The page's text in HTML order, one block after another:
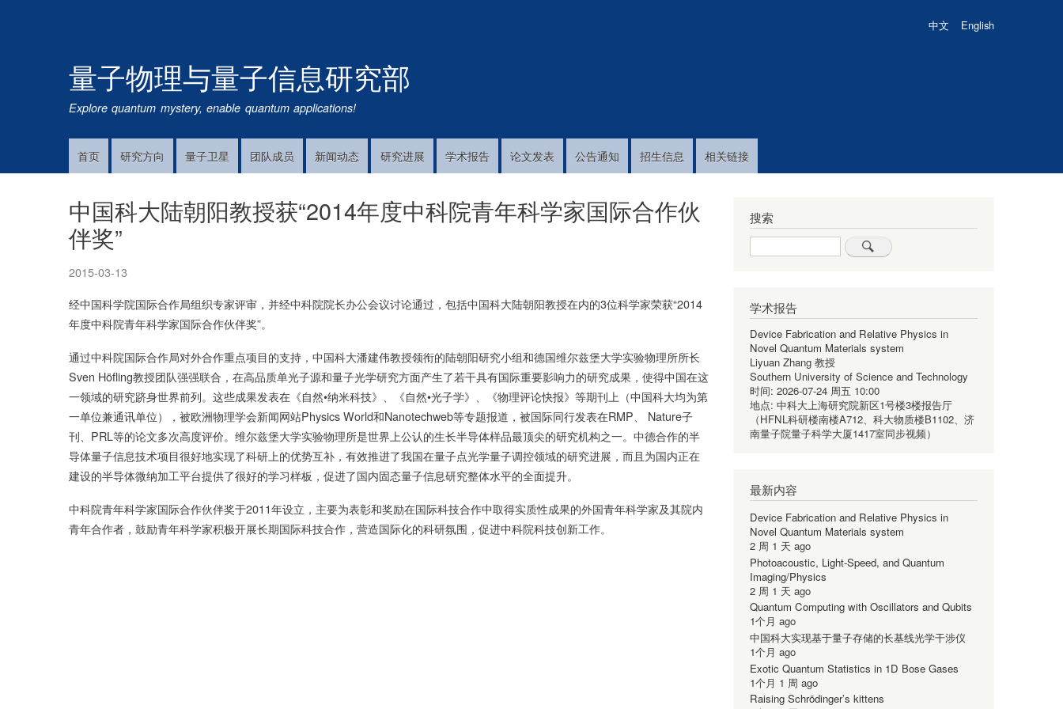
中文 English
量子物理与量子信息研究部
Explore quantum mystery, enable quantum applications!
Main首页 研究方向 量子卫星 团队成员 新闻动态 研究进展 学术报告 论文发表 公告通知 招生信息 相关链接
中国科大陆朝阳教授获“2014年度中科院青年科学家国际合作伙
伴奖”
2015-03-13
经中国科学院国际合作局组织专家评审，并经中科院院长办公会议讨论通过，包括中国科大陆朝阳教授在内的3位科学家荣获“2014
年度中科院青年科学家国际合作伙伴奖”。
通过中科院国际合作局对外合作重点项目的支持，中国科大潘建伟教授领衔的陆朝阳研究小组和德国维尔兹堡大学实验物理所所长
Sven Höfling教授团队强强联合，在高品质单光子源和量子光学研究方面产生了若干具有国际重要影响力的研究成果，使得中国在这
一领域的研究跻身世界前列。这些成果发表在《自然•纳米科技》、《自然•光子学》、《物理评论快报》等期刊上（中国科大均为第
一单位兼通讯单位），被欧洲物理学会新闻网站Physics World和Nanotechweb等专题报道，被国际同行发表在RMP、 Nature子
刊、PRL等的论文多次高度评价。维尔兹堡大学实验物理所是世界上公认的生长半导体样品最顶尖的研究机构之一。中德合作的半
导体量子信息技术项目很好地实现了科研上的优势互补，有效推进了我国在量子点光学量子调控领域的研究进展，而且为国内正在
建设的半导体微纳加工平台提供了很好的学习样板，促进了国内固态量子信息研究整体水平的全面提升。
中科院青年科学家国际合作伙伴奖于2011年设立，主要为表彰和奖励在国际科技合作中取得实质性成果的外国青年科学家及其院内
青年合作者，鼓励青年科学家积极开展长期国际科技合作，营造国际化的科研氛围，促进中科院科技创新工作。
搜索
Search
学术报告
Device Fabrication and Relative Physics in
Novel Quantum Materials system
Liyuan Zhang 教授
Southern University of Science and Technology
时间: 2026-07-24 周五 10:00
地点: 中科大上海研究院新区1号楼3楼报告厅
（HFNL科研楼南楼A712、科大物质楼B1102、济
南量子院量子科学大厦1417室同步视频）
最新内容
Device Fabrication and Relative Physics in
Novel Quantum Materials system
2 周 1 天 ago
Photoacoustic, Light-Speed, and Quantum
Imaging/Physics
2 周 1 天 ago
Quantum Computing with Oscillators and Qubits
1个月 ago
中国科大实现基于量子存储的长基线光学干涉仪
1个月 ago
Exotic Quantum Statistics in 1D Bose Gases
1个月 1 周 ago
Raising Schrödinger’s kittens